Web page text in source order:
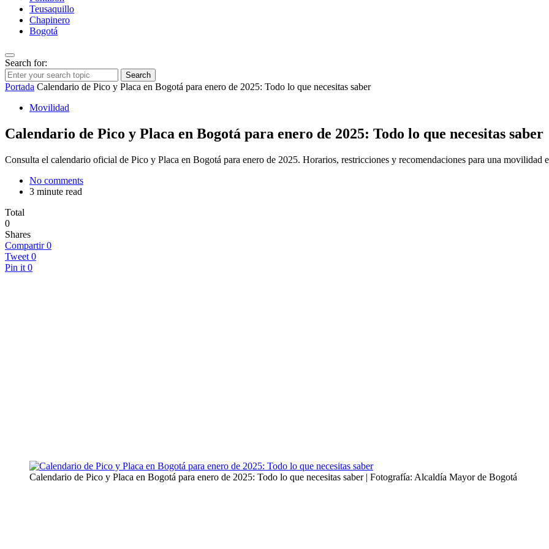
Teusaquillo
Chapinero
Bogotá
Search for:
Search
Portada Calendario de Pico y Placa en Bogotá para enero de 2025: Todo lo que necesitas saber
Movilidad
Calendario de Pico y Placa en Bogotá para enero de 2025: Todo lo que necesitas saber
Consulta el calendario oficial de Pico y Placa en Bogotá para enero de 2025. Horarios, restricciones y recomendaciones para una movilidad
No comments
3 minute read
Total
0
Shares
Compartir 0
Tweet 0
Pin it 0
Calendario de Pico y Placa en Bogotá para enero de 2025: Todo lo que necesitas saber | Fotografía: Alcaldía Mayor de Bogotá